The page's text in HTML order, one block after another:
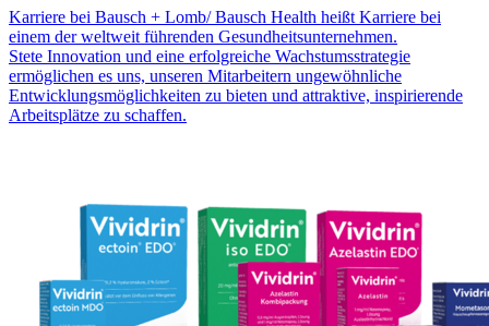
Karriere bei Bausch + Lomb/ Bausch Health heißt Karriere bei
einem der weltweit führenden Gesundheitsunternehmen.
Stete Innovation und eine erfolgreiche Wachstumsstrategie
ermöglichen es uns, unseren Mitarbeitern ungewöhnliche
Entwicklungsmöglichkeiten zu bieten und attraktive, inspirierende
Arbeitsplätze zu schaffen.